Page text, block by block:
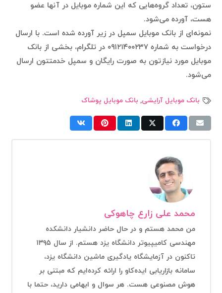
ستون،‌ تعداد گروه‌هایی که این شماره موبایل در آنها عضو
هست، آورده می‌شود.
نمونه‌ای از بانک موبایل سمپل در زیر آورده شده است. با ارسال
درخواست به شماره ۰۹۱۲۱۴۰۰۲۳۷ در تلگرام، بخشی از بانک
موبایل مورد نیازتون به صورت رایگان و سمپل خدمتتون ارسال
می‌شود.
بانک موبایل آرایشی, بانک موبایل پوشاک
محمد علی زارع چاهوکی
من محمد هستم و در حال حاضر دانشیار دانشکده
مهندسی کامیپیوتر دانشگاه یزد هستم. از سال ۱۳۹۵
تاکنون در آزمایشگاه یادگیری ماشین دانشگاه یزد،
سامانه بازاریابی ایده‌کاو را ارائه کرده‌ایم که مبتنی بر
هوش مصنوعی هست. هر سوال و ابهامی دارید، حتما با